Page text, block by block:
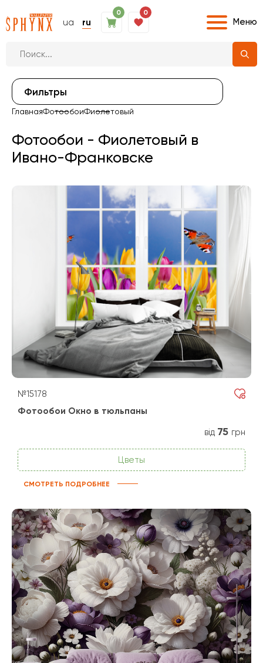
ua ru
0 0
Меню
Фильтры
ГлавнаяФотообоиФиолетовый
Фотообои - Фиолетовый в
Ивано-Франковске
№15178
Фотообои Окно в тюльпаны
від 75 грн
Цветы
СМОТРЕТЬ ПОДРОБНЕЕ